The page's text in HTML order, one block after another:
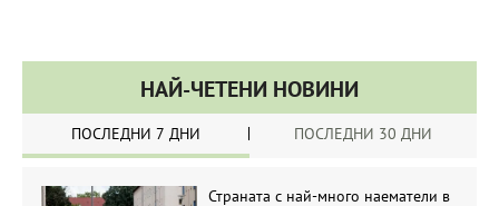
НАЙ-ЧЕТЕНИ НОВИНИ
ПОСЛЕДНИ 7 ДНИ ПОСЛЕДНИ 30 ДНИ
Страната с най-много наематели в